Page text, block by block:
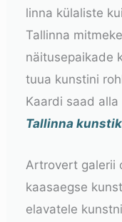
linna külaliste
Tallinna
näitusepaikade
tuua kunstini
Kaardi saad
Tallinna
Artrovert galerii
kaasaegse
elavatele